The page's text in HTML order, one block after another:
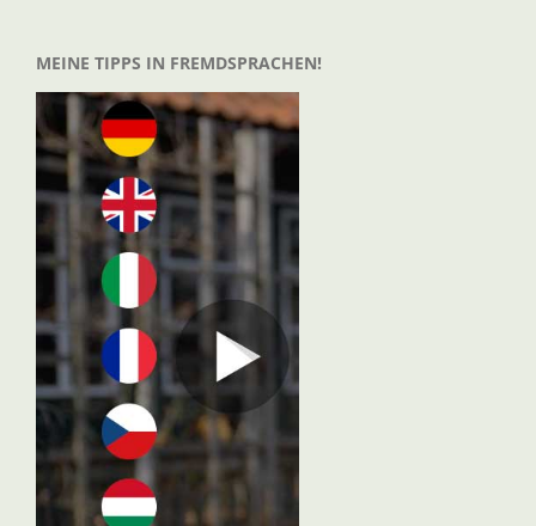
MEINE TIPPS IN FREMDSPRACHEN!